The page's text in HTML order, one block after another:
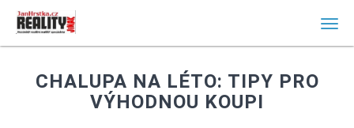
CHALUPA NA LÉTO: TIPY PRO
VÝHODNOU KOUPI